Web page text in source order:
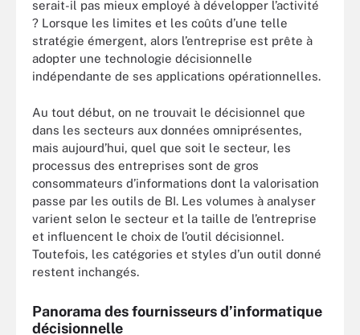
serait-il pas mieux employé à développer l’activité
? Lorsque les limites et les coûts d’une telle
stratégie émergent, alors l’entreprise est prête à
adopter une technologie décisionnelle
indépendante de ses applications opérationnelles.
Au tout début, on ne trouvait le décisionnel que
dans les secteurs aux données omniprésentes,
mais aujourd’hui, quel que soit le secteur, les
processus des entreprises sont de gros
consommateurs d’informations dont la valorisation
passe par les outils de BI. Les volumes à analyser
varient selon le secteur et la taille de l’entreprise
et influencent le choix de l’outil décisionnel.
Toutefois, les catégories et styles d’un outil donné
restent inchangés.
Panorama des fournisseurs d’informatique
décisionnelle